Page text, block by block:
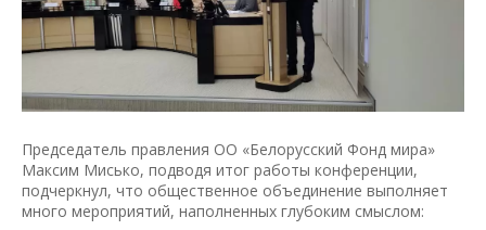
Председатель правления ОО «Белорусский Фонд мира»
Максим Мисько, подводя итог работы конференции,
подчеркнул, что общественное объединение выполняет
много мероприятий, наполненных глубоким смыслом: